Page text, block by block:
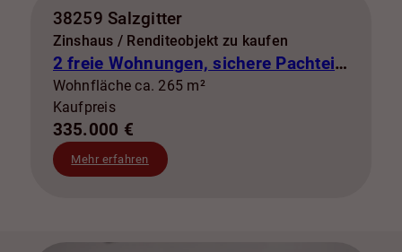
38259 Salzgitter
Zinshaus / Renditeobjekt zu kaufen
2 freie Wohnungen, sichere Pachteinnahmen & eigene Stromerzeugung
Wohnfläche ca. 265 m²
Kaufpreis
335.000 €
Mehr erfahren